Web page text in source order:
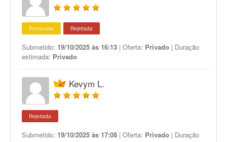
Promovida Rejeitada
Submetido: 19/10/2025 às 16:13 | Oferta: Privado | Duração
estimada: Privado
Kevym L.
Rejeitada
Submetido: 19/10/2025 às 17:08 | Oferta: Privado | Duração